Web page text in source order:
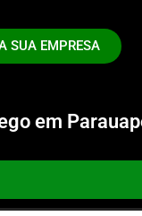
SUA EMPRESA
em